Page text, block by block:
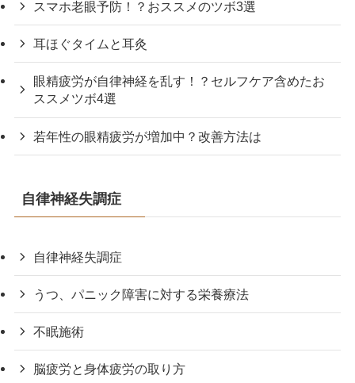
スマホ老眼予防！？おススメのツボ3選
耳ほぐタイムと耳灸
眼精疲労が自律神経を乱す！？セルフケア含めたお
ススメツボ4選
若年性の眼精疲労が増加中？改善方法は
自律神経失調症
自律神経失調症
うつ、パニック障害に対する栄養療法
不眠施術
脳疲労と身体疲労の取り方